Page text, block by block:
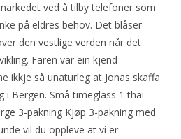
ved å tilby telefoner som
på eldres behov. Det blåser
den vestlige verden når det
Faren var ein kjend
ikkje så unaturleg at Jonas skaffa
i Bergen. Små timeglass 1 thai
3-pakning Kjøp 3-pakning med
vil du oppleve at vi er